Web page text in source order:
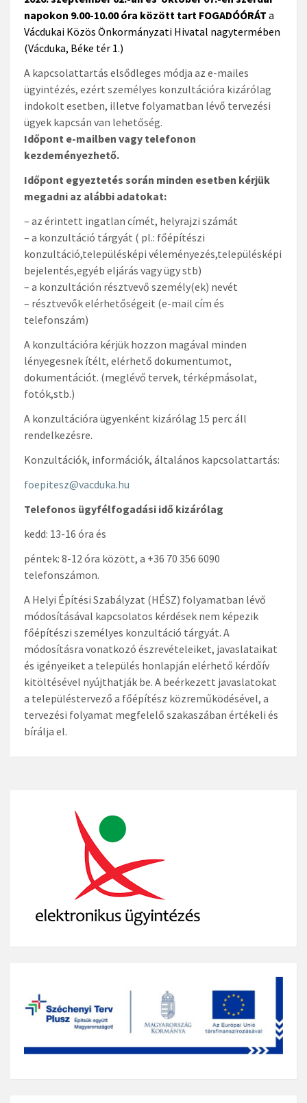
napokon 9.00-10.00 óra között tart FOGADÓÓRÁT a
Vácdukai Közös Önkormányzati Hivatal nagytermében
(Vácduka, Béke tér 1.)
A kapcsolattartás elsődleges módja az e-mailes
ügyintézés, ezért személyes konzultációra kizárólag
indokolt esetben, illetve folyamatban lévő tervezési
ügyek kapcsán van lehetőség.
Időpont e-mailben vagy telefonon
kezdeményezhető.
Időpont egyeztetés során minden esetben kérjük
megadni az alábbi adatokat:
– az érintett ingatlan címét, helyrajzi számát
– a konzultáció tárgyát ( pl.: főépítészi
konzultáció,településképi véleményezés,településképi
bejelentés,egyéb eljárás vagy ügy stb)
– a konzultáción résztvevő személy(ek) nevét
– résztvevők elérhetőségeit (e-mail cím és
telefonszám)
A konzultációra kérjük hozzon magával minden
lényegesnek ítélt, elérhető dokumentumot,
dokumentációt. (meglévő tervek, térképmásolat,
fotók,stb.)
A konzultációra ügyenként kizárólag 15 perc áll
rendelkezésre.
Konzultációk, információk, általános kapcsolattartás:
foepitesz@vacduka.hu
Telefonos ügyfélfogadási idő kizárólag
kedd: 13-16 óra és
péntek: 8-12 óra között, a +36 70 356 6090
telefonszámon.
A Helyi Építési Szabályzat (HÉSZ) folyamatban lévő
módosításával kapcsolatos kérdések nem képezik
főépítészi személyes konzultáció tárgyát. A
módosításra vonatkozó észrevételeiket, javaslataikat
és igényeiket a település honlapján elérhető kérdőív
kitöltésével nyújthatják be. A beérkezett javaslatokat
a településtervező a főépítész közreműködésével, a
tervezési folyamat megfelelő szakaszában értékeli és
bírálja el.